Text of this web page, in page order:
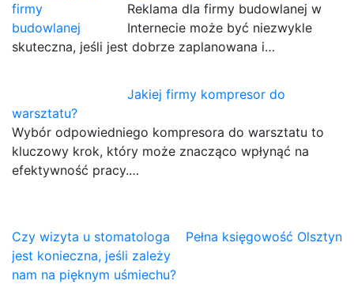
Reklama dla firmy budowlanej w
Internecie może być niezwykle
skuteczna, jeśli jest dobrze zaplanowana i…
Jakiej firmy kompresor do
warsztatu?
Wybór odpowiedniego kompresora do warsztatu to
kluczowy krok, który może znacząco wpłynąć na
efektywność pracy.…
Nawigacja
wpisu
Czy wizyta u stomatologa
jest konieczna, jeśli zależy
nam na pięknym uśmiechu?
Pełna księgowość Olsztyn